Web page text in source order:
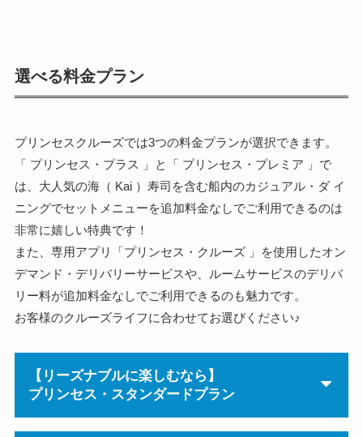
選べる料金プラン
プリンセスクルーズでは3つの料金プランが選択できます。
「 プリンセス・プラス 」と「 プリンセス・プレミア 」で
は、大人気の海（ Kai ）寿司を含む船内のカジュアル・ダ イ
ニングでセットメニューを追加料金なしでご利用できるのは
非常に嬉しい特典です！
また、専用アプリ「プリンセス・クルーズ 」を使用したオン
デマンド・デリバリーサービスや、ルームサービスのデリバ
リー料が追加料金なしでご利用できるのも魅力です。
お客様のクルーズライフに合わせてお選びください♪
【リーズナブルに楽しむなら】
プリンセス・スタンダードプラン